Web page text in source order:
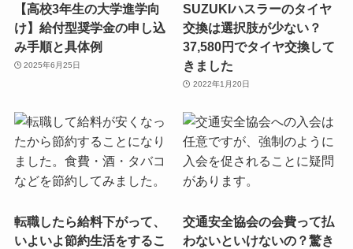
【高校3年生の大学進学向
け】給付型奨学金の申し込
み手順と具体例
2025年6月25日
SUZUKIハスラーのタイヤ
交換は選択肢が少ない？
37,580円でタイヤ交換して
きました
2022年1月20日
転職したら給料下がって、
いよいよ節約生活をするこ
交通安全協会の会費って払
わないといけないの？驚き